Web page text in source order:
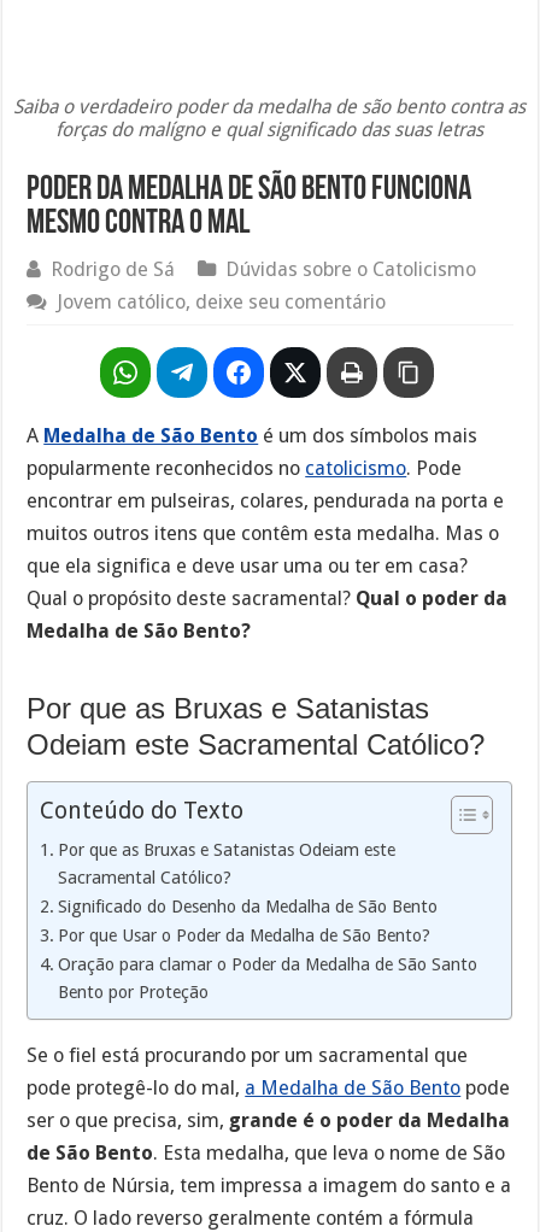
Saiba o verdadeiro poder da medalha de são bento contra as
forças do malígno e qual significado das suas letras
Poder da Medalha de São Bento funciona
mesmo contra o mal
Rodrigo de Sá
Dúvidas sobre o Catolicismo
Jovem católico, deixe seu comentário
A Medalha de São Bento é um dos símbolos mais
popularmente reconhecidos no catolicismo. Pode
encontrar em pulseiras, colares, pendurada na porta e
muitos outros itens que contêm esta medalha. Mas o
que ela significa e deve usar uma ou ter em casa?
Qual o propósito deste sacramental? Qual o poder da
Medalha de São Bento?
Por que as Bruxas e Satanistas
Odeiam este Sacramental Católico?
Conteúdo do Texto
Por que as Bruxas e Satanistas Odeiam este
Sacramental Católico?
Significado do Desenho da Medalha de São Bento
Por que Usar o Poder da Medalha de São Bento?
Oração para clamar o Poder da Medalha de São Santo
Bento por Proteção
Se o fiel está procurando por um sacramental que
pode protegê-lo do mal, a Medalha de São Bento pode
ser o que precisa, sim, grande é o poder da Medalha
de São Bento. Esta medalha, que leva o nome de São
Bento de Núrsia, tem impressa a imagem do santo e a
cruz. O lado reverso geralmente contém a fórmula